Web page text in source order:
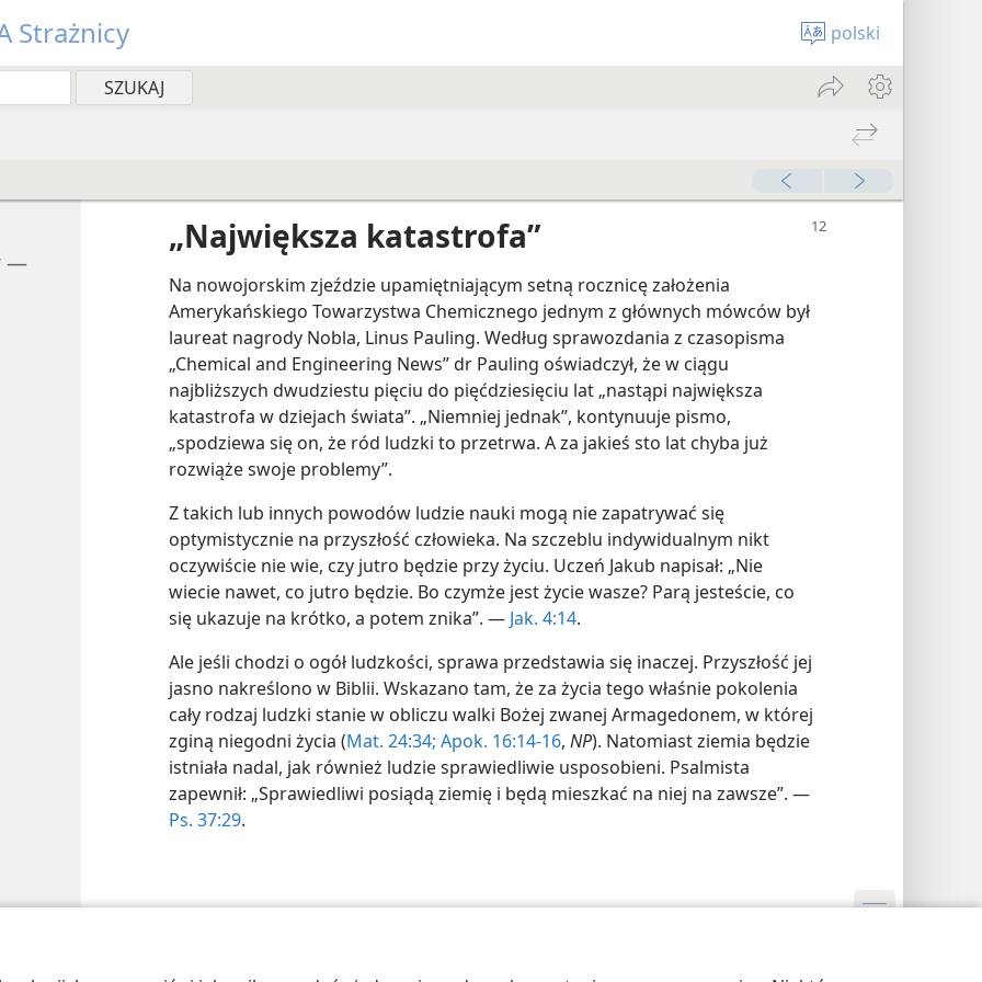
Strażnicy polski
—
„Największa katastrofa”
Na nowojorskim zjeździe upamiętniającym setną rocznicę założenia
Amerykańskiego Towarzystwa Chemicznego jednym z głównych mówców był
laureat nagrody Nobla, Linus Pauling. Według sprawozdania z czasopisma
„Chemical and Engineering News” dr Pauling oświadczył, że w ciągu
najbliższych dwudziestu pięciu do pięćdziesięciu lat „nastąpi największa
katastrofa w dziejach świata”. „Niemniej jednak”, kontynuuje pismo,
„spodziewa się on, że ród ludzki to przetrwa. A za jakieś sto lat chyba już
rozwiąże swoje problemy”.
Z takich lub innych powodów ludzie nauki mogą nie zapatrywać się
optymistycznie na przyszłość człowieka. Na szczeblu indywidualnym nikt
oczywiście nie wie, czy jutro będzie przy życiu. Uczeń Jakub napisał: „Nie
wiecie nawet, co jutro będzie. Bo czymże jest życie wasze? Parą jesteście, co
się ukazuje na krótko, a potem znika”. — Jak. 4:14.
Ale jeśli chodzi o ogół ludzkości, sprawa przedstawia się inaczej. Przyszłość jej
jasno nakreślono w Biblii. Wskazano tam, że za życia tego właśnie pokolenia
cały rodzaj ludzki stanie w obliczu walki Bożej zwanej Armagedonem, w której
zginą niegodni życia (Mat. 24:34; Apok. 16:14-16, NP). Natomiast ziemia będzie
istniała nadal, jak również ludzie sprawiedliwie usposobieni. Psalmista
zapewnił: „Sprawiedliwi posiądą ziemię i będą mieszkać na niej na zawsze”. —
Ps. 37:29.
of Pennsylvania